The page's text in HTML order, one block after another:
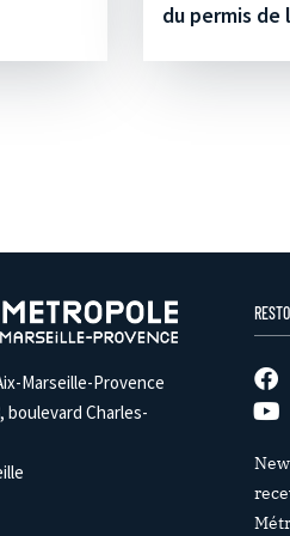
du permis de
Marseille-Provence
boulevard Charles-